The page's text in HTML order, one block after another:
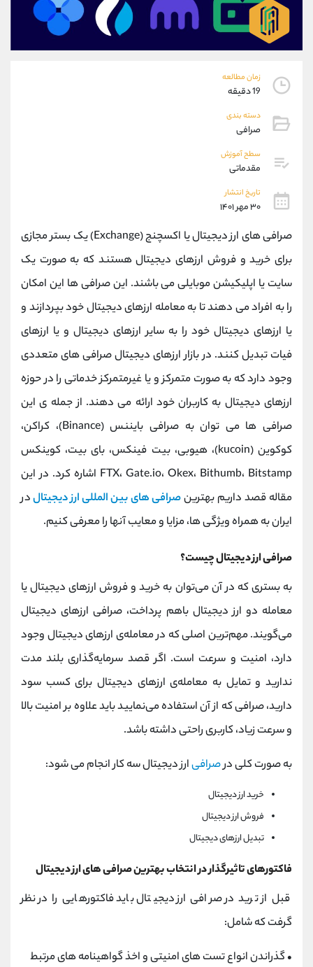
زمان مطالعه
19 دقیقه
دسته بندی
صرافی
سطح آموزش
مقدماتی
تاریخ انتشار
۳۰ مهر ۱۴۰۱
صرافی های ارز دیجیتال یا اکسچنج (Exchange) یک بستر مجازی
برای خرید و فروش ارزهای دیجیتال هستند که به صورت یک
سایت یا اپلیکیشن موبایلی می باشند. این صرافی ها این امکان
را به افراد می دهند تا به معامله ارزهای دیجیتال خود بپردازند و
یا ارزهای دیجیتال خود را به سایر ارزهای دیجیتال و یا ارزهای
فیات تبدیل کنند. در بازار ارزهای دیجیتال صرافی های متعددی
وجود دارد که به صورت متمرکز و یا غیرمتمرکز خدماتی را در حوزه
ارزهای دیجیتال به کاربران خود ارائه می دهند. از جمله ی این
صرافی ها می توان به صرافی بایننس (Binance)، کراکن،
کوکوین (kucoin)، هیوبی، بیت فینکس، بای بیت، کوینکس
FTX، Gate.io، Okex، Bithumb، Bitstamp اشاره کرد. در این
مقاله قصد داریم بهترینصرافی های بین المللی ارز دیجیتالدر
ایران به همراه ویژگی ها، مزایا و معایب آنها را معرفی کنیم.
صرافی ارز دیجیتال چیست؟
به بستری که در آن می‌توان به خرید و فروش ارزهای دیجیتال یا
معامله دو ارز دیجیتال باهم پرداخت، صرافی ارزهای دیجیتال
می‌گویند. مهم‌ترین اصلی که در معامله‌ی ارزهای دیجیتال وجود
دارد، امنیت و سرعت است. اگر قصد سرمایه‌گذاری بلند مدت
ندارید و تمایل به معامله‌ی ارزهای دیجیتال برای کسب سود
دارید، صرافی که از آن استفاده می‌نمایید باید علاوه بر امنیت بالا
و سرعت زیاد، کاربری راحتی داشته باشد.
به صورت کلی درصرافیارز دیجیتال سه کار انجام می شود:
خرید ارز دیجیتال
فروش ارز دیجیتال
تبدیل ارزهای دیجیتال
فاکتورهای تاثیرگذار در انتخاب بهترین صرافی های ارز دیجیتال
قبل از ترید در صرافی ارز دیجیتال باید فاکتورهایی را در نظر
گرفت که شامل:
•گذراندن انواع تست های امنیتی و اخذ گواهینامه های مرتبط
09304891085
واتساپ شروع گفتگو
تلگرام @Armteam_admin_103
پشتیبان فروش
موبایل
واتساپ
داخلی
اطلاعات تماس (دفتر فروش)
تلفن 021-22021030
بدون پیش شماره 90001030
اینستاگرام @alireza.mehrabii
کانال تلگرام @alirezamehrabi_com